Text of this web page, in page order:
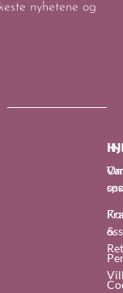
nyhetene og
oss
&
oss